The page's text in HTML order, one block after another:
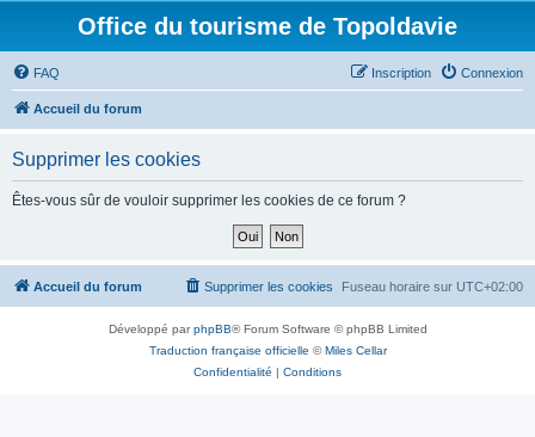
Office du tourisme de Topoldavie
FAQ Connexion
Inscription
Accueil du forum
Supprimer les cookies
Êtes-vous sûr de vouloir supprimer les cookies de ce forum ?
Accueil du forum Fuseau horaire sur UTC+02:00
Supprimer les cookies
Développé parphpBB® Forum Software © phpBB Limited
Traduction française officielle ©Miles Cellar
Confidentialité | Conditions